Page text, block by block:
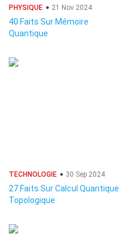
PHYSIQUE 21 Nov 2024
40 Faits Sur Mémoire
Quantique
TECHNOLOGIE 30 Sep 2024
27 Faits Sur Calcul Quantique
Topologique